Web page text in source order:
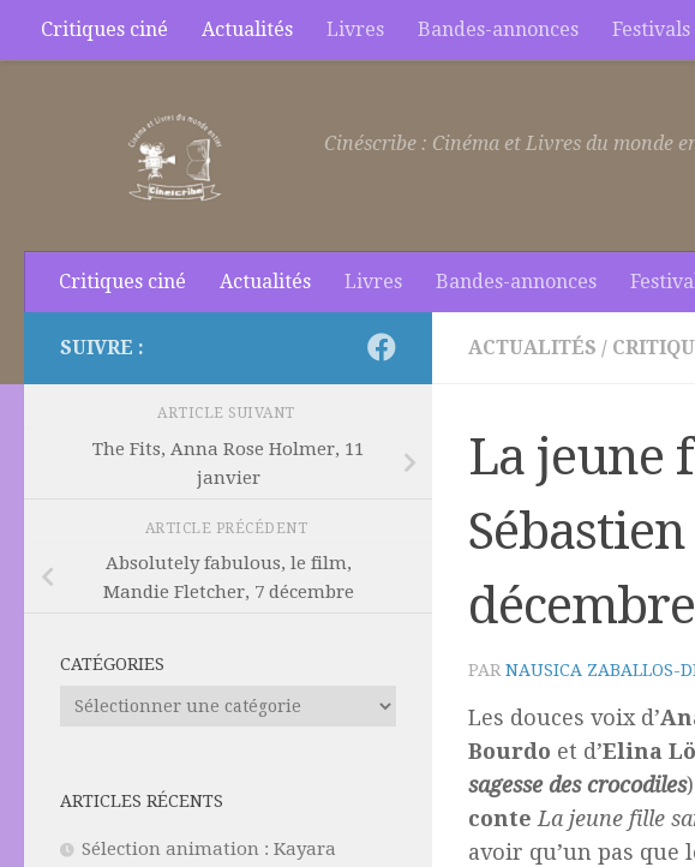
Skip to content
Critiques ciné Actualités Livres Bandes-annonces Festivals
Cinéscribe : Cinéma et Livres du monde
Critiques ciné Actualités Livres Bandes-annonces
ACTUALITÉS /
La jeune
décembre
PAR NAUSICA ZABALLOS-
Les douces voix d’
Bourdo et d’Elina
sagesse des crocodiles
conte La jeune fille
avoir qu’un pas que
SUIVRE :
ARTICLE SUIVANT
The Fits, Anna Rose Holmer, 11
janvier
ARTICLE PRÉCÉDENT
Absolutely fabulous, le film,
Mandie Fletcher, 7 décembre
CATÉGORIES
Catégories
ARTICLES RÉCENTS
Sélection animation : Kayara